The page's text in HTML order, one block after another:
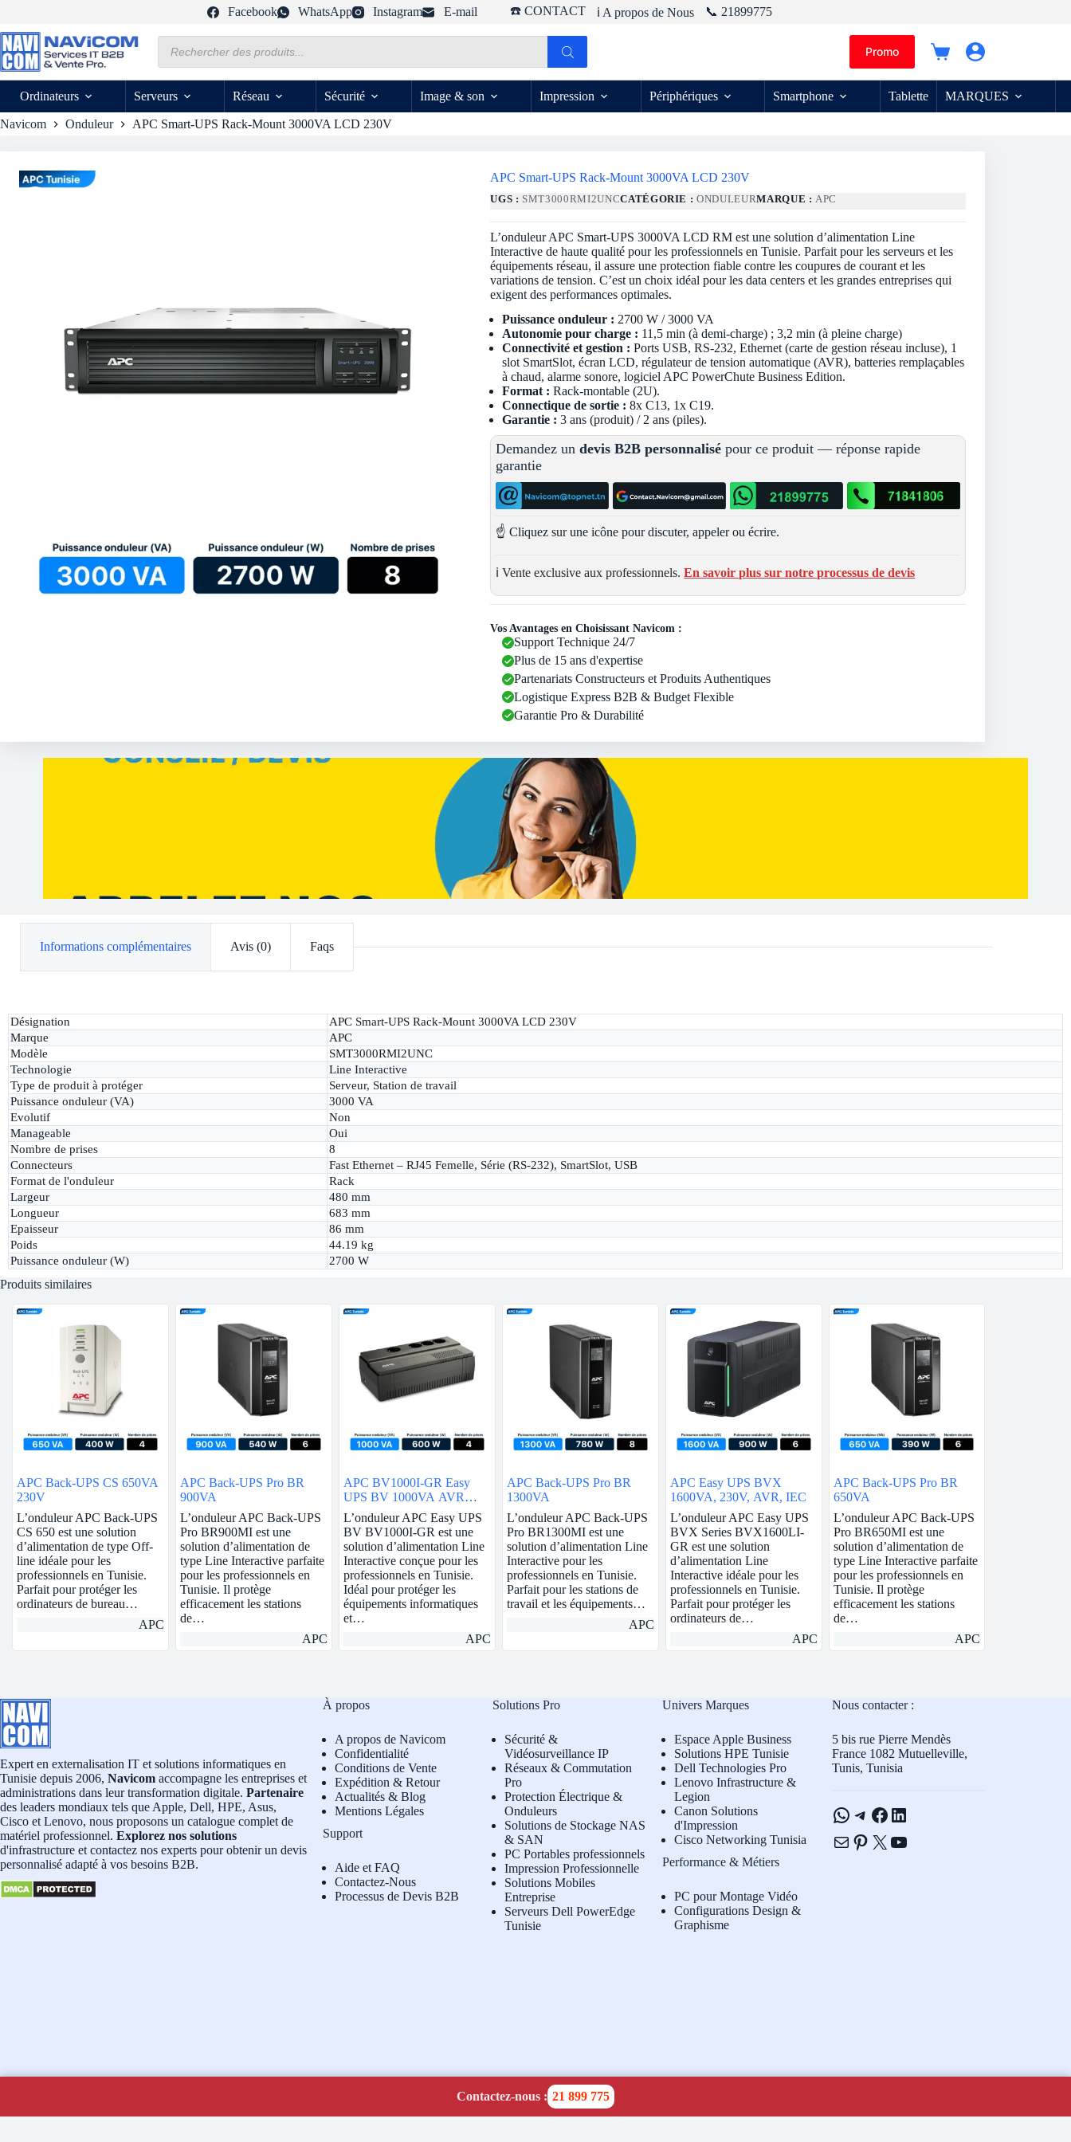
contenu
Facebook WhatsApp Instagram E-mail ☎️ CONTACT ℹ️ A propos de Nous 📞 21899775
produits
Promo
Panier
Ordinateurs
Serveurs Réseau Sécurité Image & son Impression Périphériques Smartphone Tablette MARQUES
Navicom Onduleur APC Smart-UPS Rack-Mount 3000VA LCD 230V
APC Smart-UPS Rack-Mount 3000VA LCD 230V
UGS : SMT3000RMI2UNCCATÉGORIE :ONDULEURMARQUE :APC
L’onduleur APC Smart-UPS 3000VA LCD RM est une solution d’alimentation Line
Interactive de haute qualité pour les professionnels en Tunisie. Parfait pour les serveurs et les
équipements réseau, il assure une protection fiable contre les coupures de courant et les
variations de tension. C’est un choix idéal pour les data centers et les grandes entreprises qui
exigent des performances optimales.
Puissance onduleur : 2700 W / 3000 VA
Autonomie pour charge : 11,5 min (à demi-charge) ; 3,2 min (à pleine charge)
Connectivité et gestion : Ports USB, RS-232, Ethernet (carte de gestion réseau incluse), 1
slot SmartSlot, écran LCD, régulateur de tension automatique (AVR), batteries remplaçables
à chaud, alarme sonore, logiciel APC PowerChute Business Edition.
Format : Rack-montable (2U).
Connectique de sortie : 8x C13, 1x C19.
Garantie : 3 ans (produit) / 2 ans (piles).
Demandez undevis B2B personnalisé pour ce produit — réponse rapide
garantie
☝️ Cliquez sur une icône pour discuter, appeler ou écrire.
ℹ️ Vente exclusive aux professionnels.En savoir plus sur notre processus de devis
Vos Avantages en Choisissant Navicom :
Support Technique 24/7
Plus de 15 ans d'expertise
Partenariats Constructeurs et Produits Authentiques
Logistique Express B2B & Budget Flexible
Garantie Pro & Durabilité
Informations complémentaires Avis (0) Faqs
Désignation
APC Smart-UPS Rack-Mount 3000VA LCD 230V
Marque
APC
Modèle
SMT3000RMI2UNC
Technologie
Line Interactive
Type de produit à protéger
Serveur, Station de travail
Puissance onduleur (VA)
3000 VA
Evolutif
Non
Manageable
Oui
Nombre de prises
8
Connecteurs
Fast Ethernet – RJ45 Femelle, Série (RS-232), SmartSlot, USB
Format de l'onduleur
Rack
Largeur
480 mm
Longueur
683 mm
Epaisseur
86 mm
Poids
44.19 kg
Puissance onduleur (W)
2700 W
Produits similaires
APC Back-UPS CS 650VA
230V
L’onduleur APC Back-UPS
CS 650 est une solution
d’alimentation de type Off-
line idéale pour les
professionnels en Tunisie.
Parfait pour protéger les
ordinateurs de bureau…
APC
APC Back-UPS Pro BR
900VA
L’onduleur APC Back-UPS
Pro BR900MI est une
solution d’alimentation de
type Line Interactive parfaite
pour les professionnels en
Tunisie. Il protège
efficacement les stations
de…
APC
APC BV1000I-GR Easy
UPS BV 1000VA AVR
Schuko 230V
L’onduleur APC Easy UPS
BV BV1000I-GR est une
solution d’alimentation Line
Interactive conçue pour les
professionnels en Tunisie.
Idéal pour protéger les
équipements informatiques
et…
APC
APC Back-UPS Pro BR
1300VA
L’onduleur APC Back-UPS
Pro BR1300MI est une
solution d’alimentation Line
Interactive pour les
professionnels en Tunisie.
Parfait pour les stations de
travail et les équipements…
APC
APC Easy UPS BVX
1600VA, 230V, AVR, IEC
L’onduleur APC Easy UPS
BVX Series BVX1600LI-
GR est une solution
d’alimentation Line
Interactive idéale pour les
professionnels en Tunisie.
Parfait pour protéger les
ordinateurs de…
APC
APC Back-UPS Pro BR
650VA
L’onduleur APC Back-UPS
Pro BR650MI est une
solution d’alimentation de
type Line Interactive parfaite
pour les professionnels en
Tunisie. Il protège
efficacement les stations
de…
APC
Expert en externalisation IT et solutions informatiques en
Tunisie depuis 2006, Navicom accompagne les entreprises et
administrations dans leur transformation digitale. Partenaire
des leaders mondiaux tels que Apple, Dell, HPE, Asus,
Cisco et Lenovo, nous proposons un catalogue complet de
matériel professionnel. Explorez nos solutions
d'infrastructure et contactez nos experts pour obtenir un devis
personnalisé adapté à vos besoins B2B.
À propos
A propos de Navicom
Confidentialité
Conditions de Vente
Expédition & Retour
Actualités & Blog
Mentions Légales
Support
Aide et FAQ
Contactez-Nous
Processus de Devis B2B
Solutions Pro
Sécurité &
Vidéosurveillance IP
Réseaux & Commutation
Pro
Protection Électrique &
Onduleurs
Solutions de Stockage NAS
& SAN
PC Portables professionnels
Impression Professionnelle
Solutions Mobiles
Entreprise
Serveurs Dell PowerEdge
Tunisie
Univers Marques
Espace Apple Business
Solutions HPE Tunisie
Dell Technologies Pro
Lenovo Infrastructure &
Legion
Canon Solutions
d'Impression
Cisco Networking Tunisia
Performance & Métiers
PC pour Montage Vidéo
Configurations Design &
Graphisme
Nous contacter :
5 bis rue Pierre Mendès
France 1082 Mutuelleville,
Tunis, Tunisia
WhatsApp
Telegram
Facebook
LinkedIn
E-mailPinterest
X YouTube
|11|12|13
Contactez-nous : 21 899 775